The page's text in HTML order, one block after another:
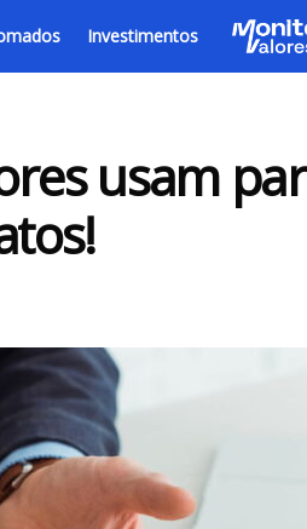
Investimentos
usam